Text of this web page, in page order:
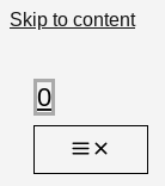
Skip to content
0